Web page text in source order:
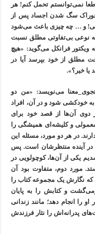
نمی‌توانستم تحمل کنم! هر
سگ شدن اجساد پس از
و … چه چیزی باعث می‌شود
به نوعی بی‌تفاوتی مطلق نسبت
فرانکل می‌گوید: «هیچ
مطلق از خود بپرسد آیا در
یا خیر؟».
می‌نویسد: «من دو
خودکشی شود و در آن، افراد
دوی آن‌ها از قصد خود برای
و کلیشه‌ای همیشگی را
در هر دو مورد، مسئله این
در آینده منتظرشان است. پس
یکی از آن‌ها، کوچولویی در
مورد دوم، متفاوت بود آن
نگارش یک مجموعه کتاب را
و کتابش را به پایان
انجام دهد؛ مانند زندانی
پدرانه‌اش را نثار فرزندش